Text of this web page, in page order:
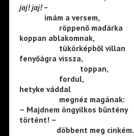
jaj! jaj! –
imám a versem,
röppenő madárka
koppan ablakomnak,
tükörképből villan
fenyőágra vissza,
toppan,
fordul,
hetyke váddal
megnéz magának:
– Majdnem öngyilkos bűntény
történt! –
döbbent meg cinkém.